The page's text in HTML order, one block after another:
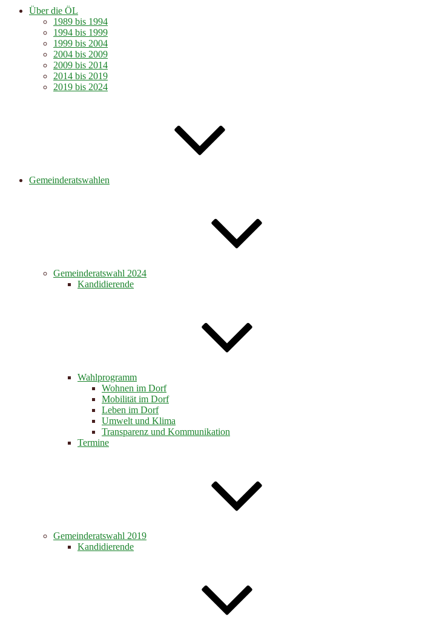
Über die ÖL
1989 bis 1994
1994 bis 1999
1999 bis 2004
2004 bis 2009
2009 bis 2014
2014 bis 2019
2019 bis 2024
Gemeinderatswahlen
Gemeinderatswahl 2024
Kandidierende
Wahlprogramm
Wohnen im Dorf
Mobilität im Dorf
Leben im Dorf
Umwelt und Klima
Transparenz und Kommunikation
Termine
Gemeinderatswahl 2019
Kandidierende